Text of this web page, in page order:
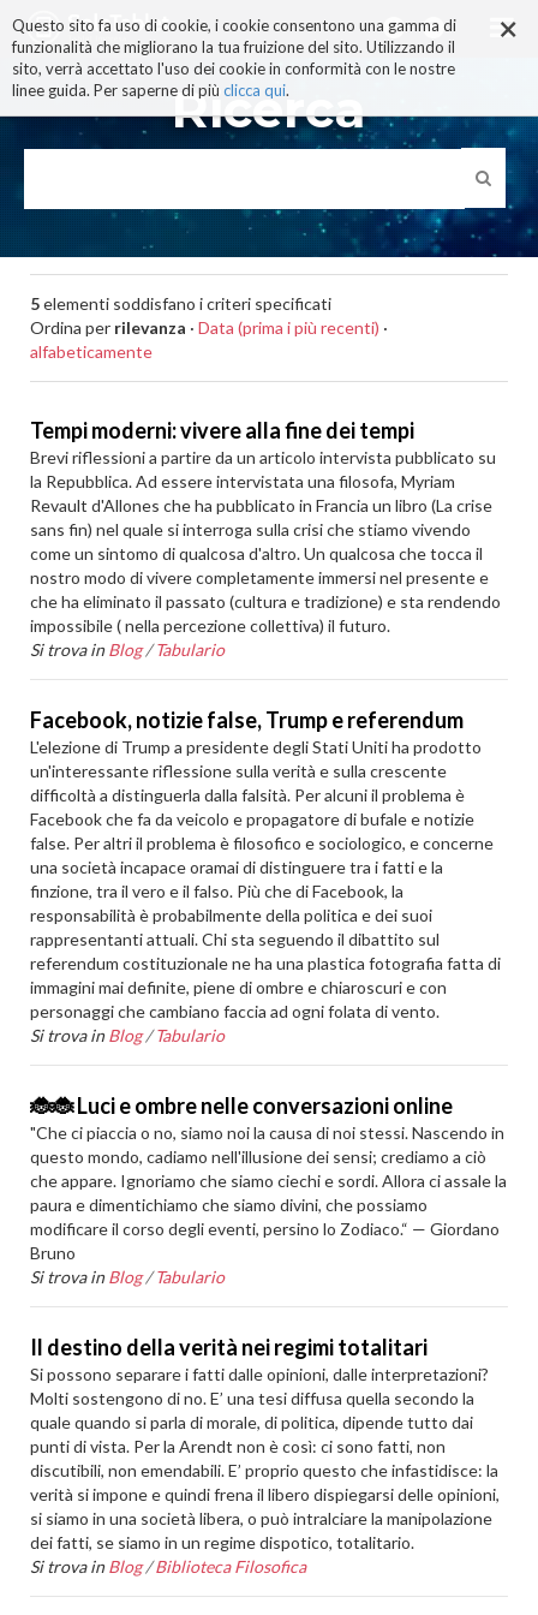
×
Questo sito fa uso di cookie, i cookie consentono una gamma di
funzionalità che migliorano la tua fruizione del sito. Utilizzando il
sito, verrà accettato l'uso dei cookie in conformità con le nostre
linee guida. Per saperne di più clicca qui.
ai
contenuti.
|
alla
navigazione
Ricerca
5elementi soddisfano i criteri specificati
Ordina per rilevanza · Data (prima i più recenti) ·
alfabeticamente
Tempi moderni: vivere alla fine dei tempi
Brevi riflessioni a partire da un articolo intervista pubblicato su
la Repubblica. Ad essere intervistata una filosofa, Myriam
Revault d'Allones che ha pubblicato in Francia un libro (La crise
sans fin) nel quale si interroga sulla crisi che stiamo vivendo
come un sintomo di qualcosa d'altro. Un qualcosa che tocca il
nostro modo di vivere completamente immersi nel presente e
che ha eliminato il passato (cultura e tradizione) e sta rendendo
impossibile ( nella percezione collettiva) il futuro.
Si trova in Blog /Tabulario
Facebook, notizie false, Trump e referendum
L'elezione di Trump a presidente degli Stati Uniti ha prodotto
un'interessante riflessione sulla verità e sulla crescente
difficoltà a distinguerla dalla falsità. Per alcuni il problema è
Facebook che fa da veicolo e propagatore di bufale e notizie
false. Per altri il problema è filosofico e sociologico, e concerne
una società incapace oramai di distinguere tra i fatti e la
finzione, tra il vero e il falso. Più che di Facebook, la
responsabilità è probabilmente della politica e dei suoi
rappresentanti attuali. Chi sta seguendo il dibattito sul
referendum costituzionale ne ha una plastica fotografia fatta di
immagini mai definite, piene di ombre e chiaroscuri e con
personaggi che cambiano faccia ad ogni folata di vento.
Si trova in Blog /Tabulario
🐞🐞 Luci e ombre nelle conversazioni online
"Che ci piaccia o no, siamo noi la causa di noi stessi. Nascendo in
questo mondo, cadiamo nell'illusione dei sensi; crediamo a ciò
che appare. Ignoriamo che siamo ciechi e sordi. Allora ci assale la
paura e dimentichiamo che siamo divini, che possiamo
modificare il corso degli eventi, persino lo Zodiaco.“ — Giordano
Bruno
Si trova in Blog /Tabulario
Il destino della verità nei regimi totalitari
Si possono separare i fatti dalle opinioni, dalle interpretazioni?
Molti sostengono di no. E’ una tesi diffusa quella secondo la
quale quando si parla di morale, di politica, dipende tutto dai
punti di vista. Per la Arendt non è così: ci sono fatti, non
discutibili, non emendabili. E’ proprio questo che infastidisce: la
verità si impone e quindi frena il libero dispiegarsi delle opinioni,
si siamo in una società libera, o può intralciare la manipolazione
dei fatti, se siamo in un regime dispotico, totalitario.
Si trova in Blog /Biblioteca Filosofica